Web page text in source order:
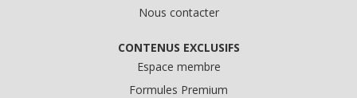
Nous contacter
CONTENUS EXCLUSIFS
Espace membre
Formules Premium